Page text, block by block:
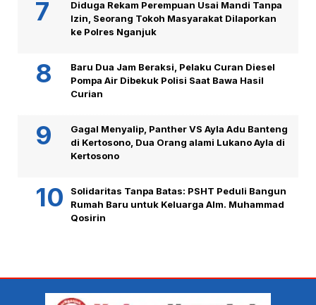
Diduga Rekam Perempuan Usai Mandi Tanpa
Izin, Seorang Tokoh Masyarakat Dilaporkan
ke Polres Nganjuk
Baru Dua Jam Beraksi, Pelaku Curan Diesel
Pompa Air Dibekuk Polisi Saat Bawa Hasil
Curian
Gagal Menyalip, Panther VS Ayla Adu Banteng
di Kertosono, Dua Orang alami Lukano Ayla di
Kertosono
Solidaritas Tanpa Batas: PSHT Peduli Bangun
Rumah Baru untuk Keluarga Alm. Muhammad
Qosirin